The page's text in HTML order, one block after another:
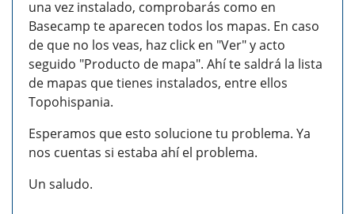
una vez instalado, comprobarás como en
Basecamp te aparecen todos los mapas. En caso
de que no los veas, haz click en "Ver" y acto
seguido "Producto de mapa". Ahí te saldrá la lista
de mapas que tienes instalados, entre ellos
Topohispania.
Esperamos que esto solucione tu problema. Ya
nos cuentas si estaba ahí el problema.
Un saludo.